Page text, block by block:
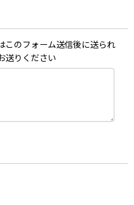
のフォーム送信後に送られ
送りください